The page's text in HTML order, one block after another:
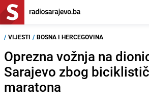
/ VIJESTI / BOSNA I HERCEGOVINA
Oprezna vožnja na
Sarajevo zbog
maratona